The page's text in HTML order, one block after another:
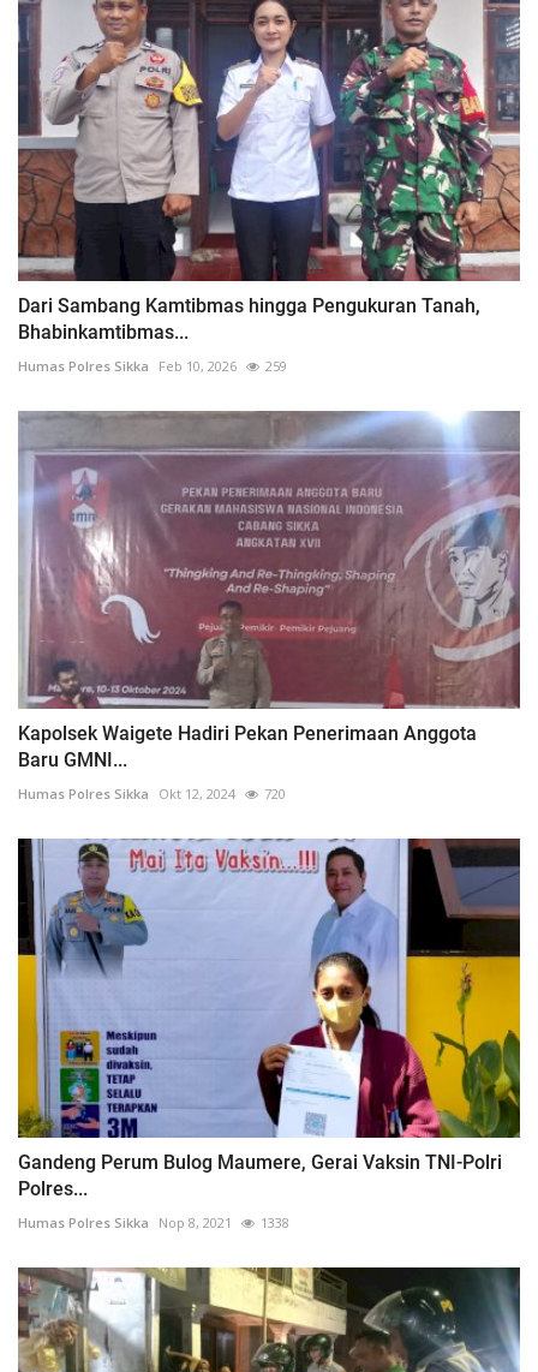
Dari Sambang Kamtibmas hingga Pengukuran Tanah,
Bhabinkamtibmas...
Humas Polres Sikka Feb 10, 2026 259
Kapolsek Waigete Hadiri Pekan Penerimaan Anggota
Baru GMNI...
Humas Polres Sikka Okt 12, 2024 720
Gandeng Perum Bulog Maumere, Gerai Vaksin TNI-Polri
Polres...
Humas Polres Sikka Nop 8, 2021 1338